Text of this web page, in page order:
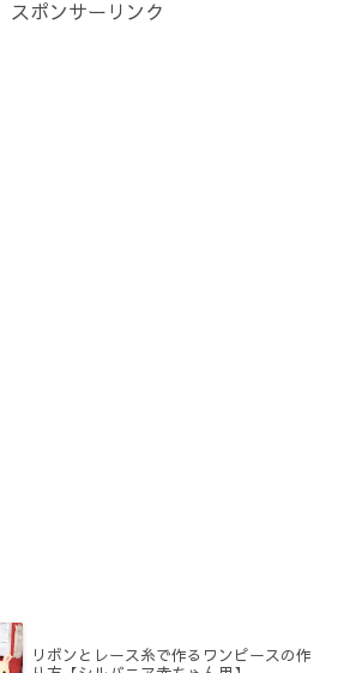
スポンサーリンク
リボンとレース糸で作るワンピースの作